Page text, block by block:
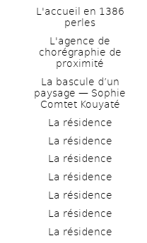
L'accueil en 1386
perles
L'agence de
chorégraphie de
proximité
La bascule d’un
paysage — Sophie
Comtet Kouyaté
La résidence
La résidence
La résidence
La résidence
La résidence
La résidence
La résidence